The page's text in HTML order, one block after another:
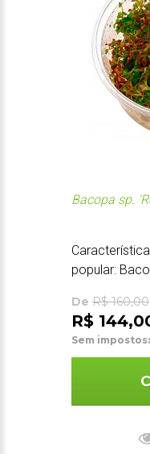
Bacopa sp.
popular:
De R$ 160,00
R$
Sem impostos: